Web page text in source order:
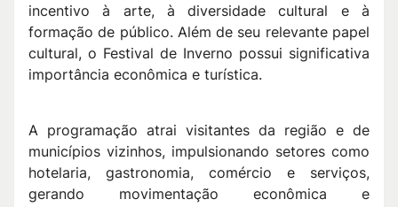
incentivo à arte, à diversidade cultural e à
formação de público. Além de seu relevante papel
cultural, o Festival de Inverno possui significativa
importância econômica e turística.
A programação atrai visitantes da região e de
municípios vizinhos, impulsionando setores como
hotelaria, gastronomia, comércio e serviços,
gerando movimentação econômica e